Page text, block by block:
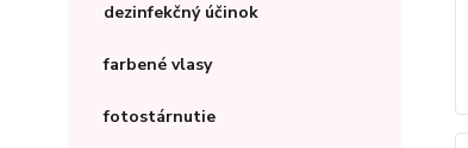
dezinfekčný účinok
farbené vlasy
fotostárnutie